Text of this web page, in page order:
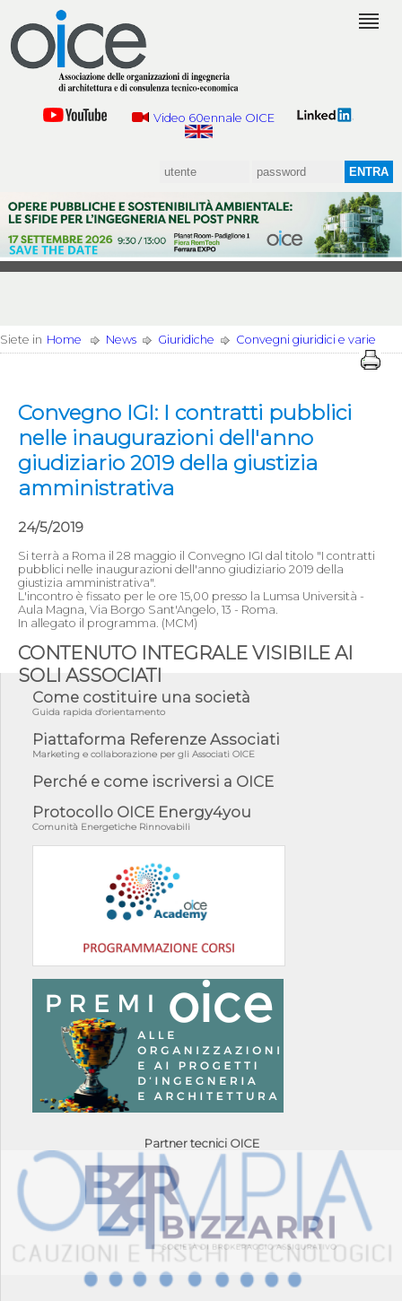
Video 60ennale OICE
Siete in Home News Giuridiche Convegni giuridici e varie
Convegno IGI: I contratti pubblici
nelle inaugurazioni dell'anno
giudiziario 2019 della giustizia
amministrativa
24/5/2019
Si terrà a Roma il 28 maggio il Convegno IGI dal titolo "I contratti
pubblici nelle inaugurazioni dell'anno giudiziario 2019 della
giustizia amministrativa".
L'incontro è fissato per le ore 15,00 presso la Lumsa Università -
Aula Magna, Via Borgo Sant'Angelo, 13 - Roma.
In allegato il programma. (MCM)
CONTENUTO INTEGRALE VISIBILE AI
SOLI ASSOCIATI
Come costituire una società
Guida rapida d'orientamento
Piattaforma Referenze Associati
Marketing e collaborazione per gli Associati OICE
Perché e come iscriversi a OICE
Protocollo OICE Energy4you
Comunità Energetiche Rinnovabili
Partner tecnici OICE